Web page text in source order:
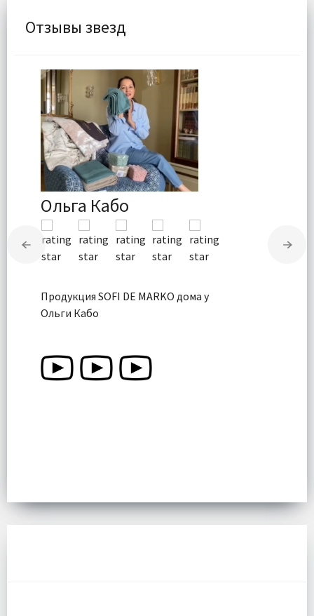
Отзывы звезд
Ольга Кабо
Продукция SOFI DE MARKO дома у
Ольги Кабо